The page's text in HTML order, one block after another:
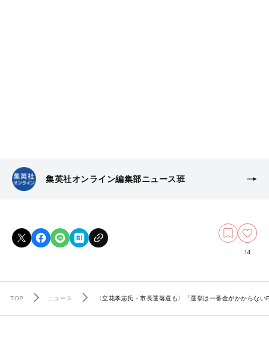
集英社オンライン編集部ニュース班
14
TOP ニュース 〈立花孝志氏・市長選落選も〉「選挙は一番金がかからな